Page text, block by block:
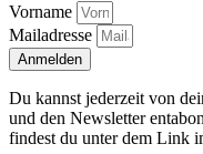
Vorname
Mailadresse
Anmelden
Du kannst jederzeit von
und den Newsletter
findest du unter dem Link